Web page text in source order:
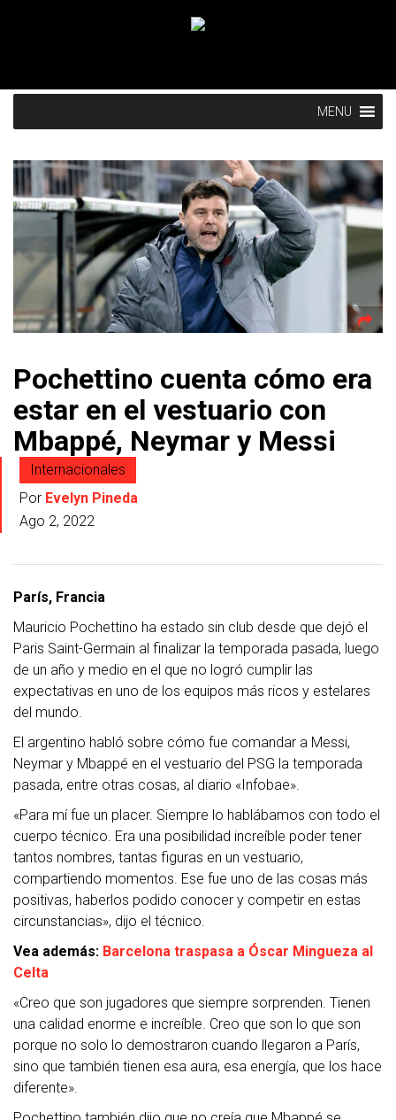
MENU
Pochettino cuenta cómo era
estar en el vestuario con
Mbappé, Neymar y Messi
Internacionales
Por Evelyn Pineda
Ago 2, 2022
París, Francia
Mauricio Pochettino ha estado sin club desde que dejó el
Paris Saint-Germain al finalizar la temporada pasada, luego
de un año y medio en el que no logró cumplir las
expectativas en uno de los equipos más ricos y estelares
del mundo.
El argentino habló sobre cómo fue comandar a Messi,
Neymar y Mbappé en el vestuario del PSG la temporada
pasada, entre otras cosas, al diario «Infobae».
«Para mí fue un placer. Siempre lo hablábamos con todo el
cuerpo técnico. Era una posibilidad increíble poder tener
tantos nombres, tantas figuras en un vestuario,
compartiendo momentos. Ese fue uno de las cosas más
positivas, haberlos podido conocer y competir en estas
circunstancias», dijo el técnico.
Vea además: Barcelona traspasa a Óscar Mingueza al
Celta
«Creo que son jugadores que siempre sorprenden. Tienen
una calidad enorme e increíble. Creo que son lo que son
porque no solo lo demostraron cuando llegaron a París,
sino que también tienen esa aura, esa energía, que los hace
diferente».